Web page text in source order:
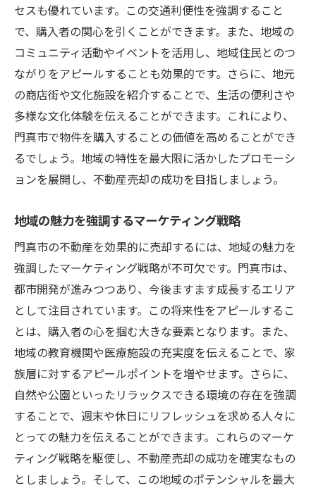
セスも優れています。この交通利便性を強調すること
で、購入者の関心を引くことができます。また、地域の
コミュニティ活動やイベントを活用し、地域住民とのつ
ながりをアピールすることも効果的です。さらに、地元
の商店街や文化施設を紹介することで、生活の便利さや
多様な文化体験を伝えることができます。これにより、
門真市で物件を購入することの価値を高めることができ
るでしょう。地域の特性を最大限に活かしたプロモーシ
ョンを展開し、不動産売却の成功を目指しましょう。
地域の魅力を強調するマーケティング戦略
門真市の不動産を効果的に売却するには、地域の魅力を
強調したマーケティング戦略が不可欠です。門真市は、
都市開発が進みつつあり、今後ますます成長するエリア
として注目されています。この将来性をアピールするこ
とは、購入者の心を掴む大きな要素となります。また、
地域の教育機関や医療施設の充実度を伝えることで、家
族層に対するアピールポイントを増やせます。さらに、
自然や公園といったリラックスできる環境の存在を強調
することで、週末や休日にリフレッシュを求める人々に
とっての魅力を伝えることができます。これらのマーケ
ティング戦略を駆使し、不動産売却の成功を確実なもの
としましょう。そして、この地域のポテンシャルを最大